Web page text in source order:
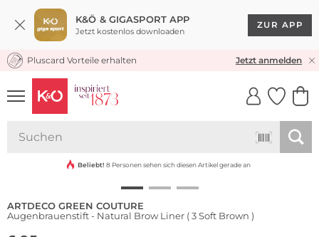
K&Ö & GIGASPORT APP
Jetzt kostenlos downloaden
ZUR APP
KOSTENLOSER VERSAND* & RÜCKVERSAND
Pluscard Vorteile erhalten Jetzt anmelden
UNSERE APP
CLICK &
Beliebt! 8 Personen sehen sich diesen Artikel gerade an
ARTDECO GREEN COUTURE
Augenbrauenstift - Natural Brow Liner ( 3 Soft Brown )